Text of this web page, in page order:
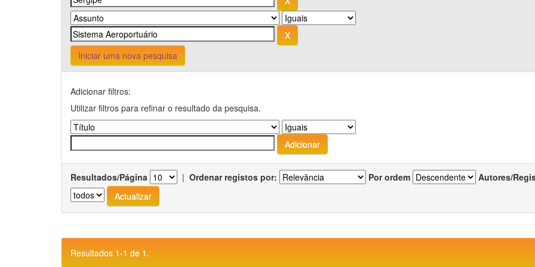
Iniciar uma nova pesquisa
Adicionar filtros:
Utilizar filtros para refinar o resultado da pesquisa.
Resultados/Página | Ordenar registos por: Por ordem Autores/
Resultados 1-1 de 1.